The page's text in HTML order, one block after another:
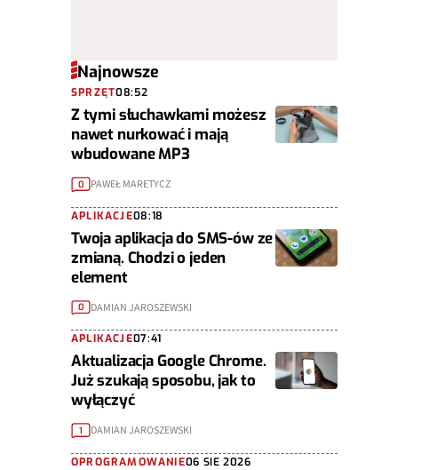
Najnowsze
SPRZĘT08:52
Z tymi słuchawkami możesz
nawet nurkować i mają
wbudowane MP3
0 PAWEŁ MARETYCZ
APLIKACJE08:18
Twoja aplikacja do SMS-ów ze
zmianą. Chodzi o jeden
element
0 DAMIAN JAROSZEWSKI
APLIKACJE07:41
Aktualizacja Google Chrome.
Już szukają sposobu, jak to
wyłączyć
1 DAMIAN JAROSZEWSKI
OPROGRAMOWANIE06 SIE 2026